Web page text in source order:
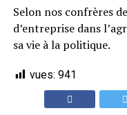
Selon nos confrères de
d’entreprise dans
sa vie à la politique.
vues: 941